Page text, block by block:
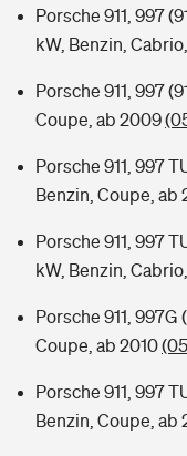
Porsche 911, 997
kW, Benzin,
Porsche 911, 997
Coupe, ab 2009
Porsche 911, 997
Benzin, Coupe, ab
Porsche 911, 997
kW, Benzin,
Porsche 911, 997G
Coupe, ab 2010
Porsche 911, 997
Benzin, Coupe, ab